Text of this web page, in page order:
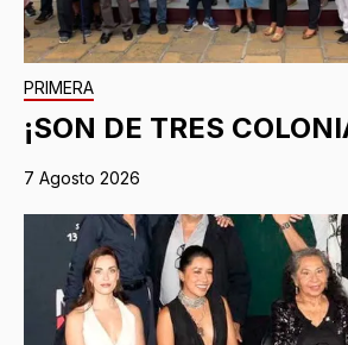
PRIMERA
¡SON DE TRES
7 Agosto 2026